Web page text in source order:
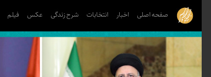
صفحه اصلی اخبار انتخابات شرح زندگی عکس فیلم